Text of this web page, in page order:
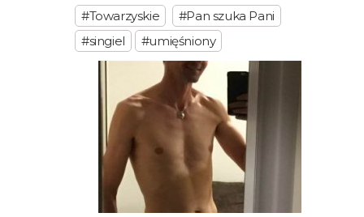
#Towarzyskie
#Pan szuka Pani
#singiel
#umięśniony